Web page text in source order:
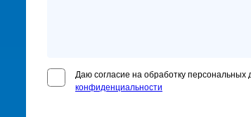
Даю согласие на обработку
конфиденциальности